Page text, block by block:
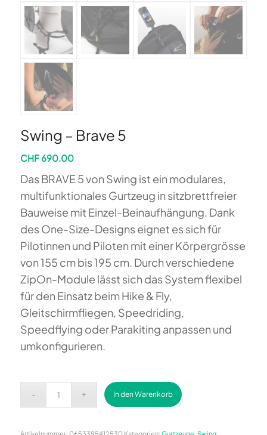
Swing – Brave 5
CHF690.00
Das BRAVE 5 von Swing ist ein modulares,
multifunktionales Gurtzeug in sitzbrettfreier
Bauweise mit Einzel-Beinaufhängung. Dank
des One-Size-Designs eignet es sich für
Pilotinnen und Piloten mit einer Körpergrösse
von 155 cm bis 195 cm. Durch verschiedene
ZipOn-Module lässt sich das System flexibel
für den Einsatz beim Hike & Fly,
Gleitschirmfliegen, Speedriding,
Speedflying oder Parakiting anpassen und
umkonfigurieren.
In den Warenkorb